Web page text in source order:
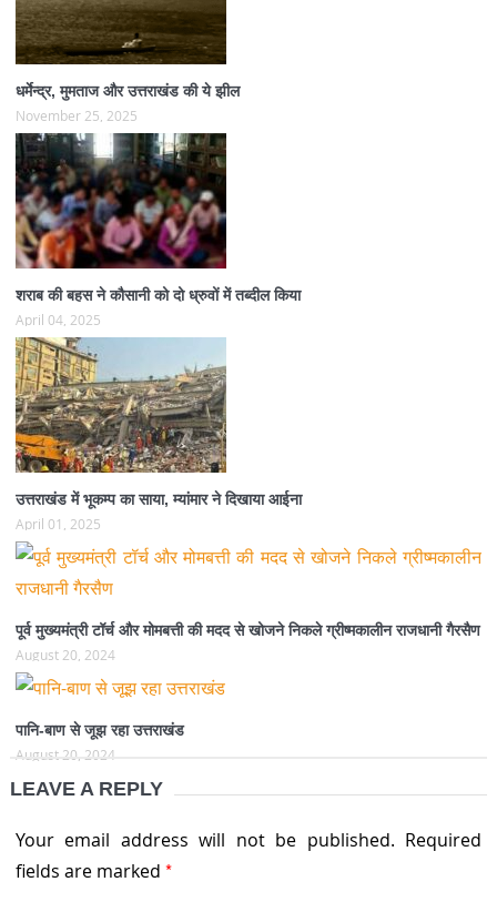
धर्मेन्द्र, मुमताज और उत्तराखंड की ये झील
November 25, 2025
शराब की बहस ने कौसानी को दो ध्रुवों में तब्दील किया
April 04, 2025
उत्तराखंड में भूकम्प का साया, म्यांमार ने दिखाया आईना
April 01, 2025
पूर्व मुख्यमंत्री टॉर्च और मोमबत्ती की मदद से खोजने निकले ग्रीष्मकालीन राजधानी गैरसैण
August 20, 2024
पानि-बाण से जूझ रहा उत्तराखंड
August 20, 2024
LEAVE A REPLY
Your email address will not be published. Required
fields are marked *